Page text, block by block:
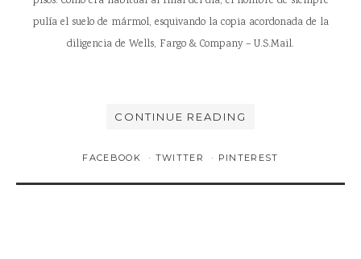
pulía el suelo de mármol, esquivando la copia acordonada de la
diligencia de Wells, Fargo & Company – U.S.Mail.
CONTINUE READING
FACEBOOK TWITTER PINTEREST